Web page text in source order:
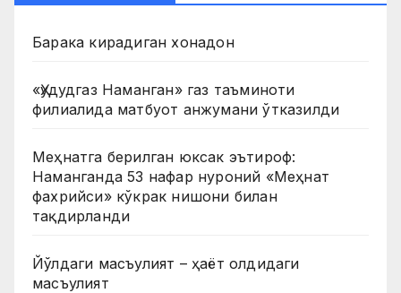
Барака кирадиган хонадон
«Ҳудудгаз Наманган» газ таъминоти
филиалида матбуот анжумани ўтказилди
Меҳнатга берилган юксак эътироф:
Наманганда 53 нафар нуроний «Меҳнат
фахрийси» кўкрак нишони билан
тақдирланди
Йўлдаги масъулият – ҳаёт олдидаги
масъулият